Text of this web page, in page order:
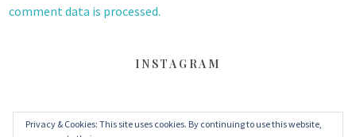
comment data is processed.
INSTAGRAM
FACEBOOK TWITTER INSTAGRAM
Privacy & Cookies: This site uses cookies. By continuing to use this website,